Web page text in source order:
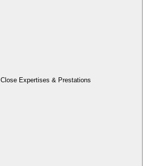
Close Expertises & Prestations